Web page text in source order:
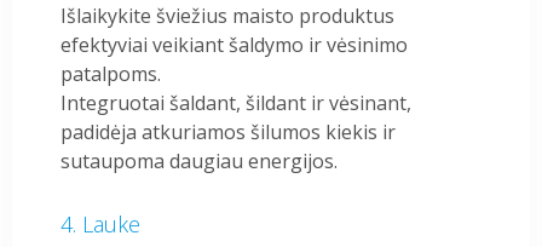
Išlaikykite šviežius maisto produktus
efektyviai veikiant šaldymo ir vėsinimo
patalpoms.
Integruotai šaldant, šildant ir vėsinant,
padidėja atkuriamos šilumos kiekis ir
sutaupoma daugiau energijos.
Lauke